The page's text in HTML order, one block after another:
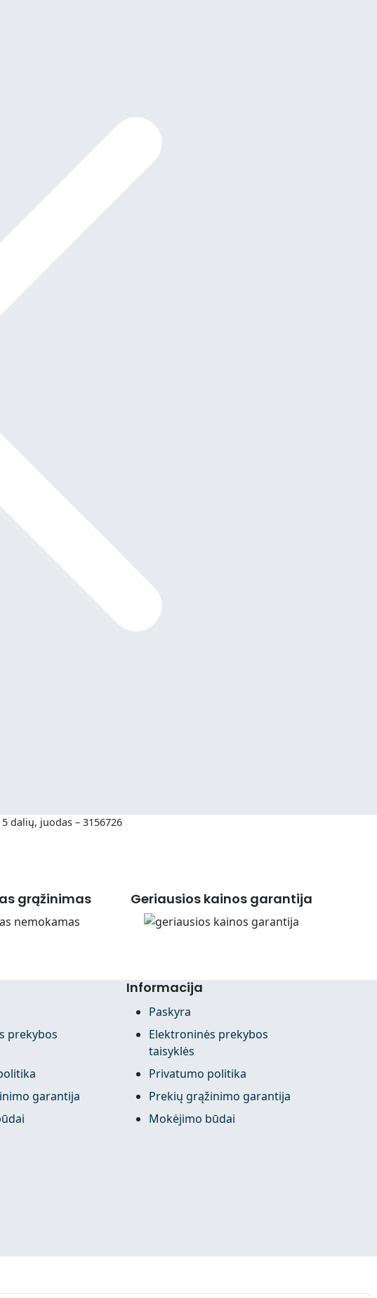
dalių, juodas – 3156726
grąžinimas Geriausios kainos garantija
prekybos
garantija
Informacija
Paskyra
Elektroninės prekybos
taisyklės
Privatumo politika
Prekių grąžinimo garantija
Mokėjimo būdai